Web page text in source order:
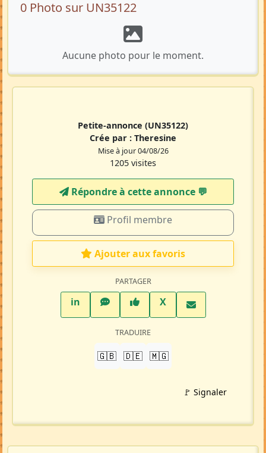
0 Photo sur UN35122
Aucune photo pour le moment.
Petite-annonce (UN35122)
Crée par : Theresine
Mise à jour 04/08/26
1205 visites
Répondre à cette annonce 💬​
Profil membre
Ajouter aux favoris
PARTAGER
inLinkedInWhatsAppFacebook
XTwitter X
TRADUIRE
🇬🇧 🇩🇪 🇲🇬
🚩 Signaler